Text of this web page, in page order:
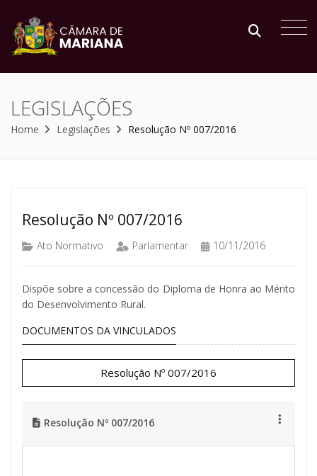
LEGISLAÇÕES
Home Legislações Resolução Nº 007/2016
Resolução Nº 007/2016
Ato Normativo Parlamentar 10/11/2016
Dispõe sobre a concessão do Diploma de Honra ao Mérito
do Desenvolvimento Rural.
DOCUMENTOS DA VINCULADOS
Resolução Nº 007/2016
Resolução Nº 007/2016